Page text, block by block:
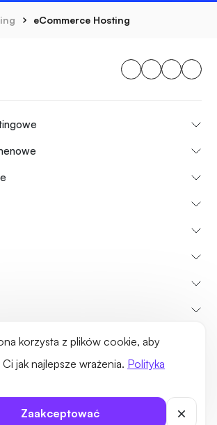
korzysta z plików cookie, aby
jak najlepsze wrażenia. Polityka
Zaakceptować
eCommerce Hosting
Kwestie prawneMapa strony
prawa zastrzeżone